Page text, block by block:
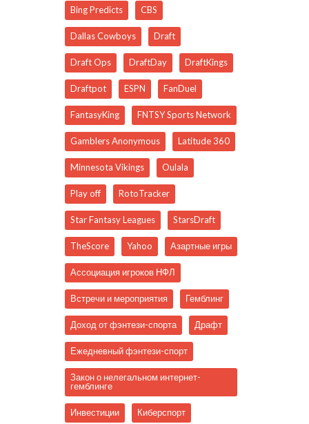
Bing Predicts CBS
Dallas Cowboys Draft
Draft Ops DraftDay DraftKings
Draftpot ESPN FanDuel
FantasyKing FNTSY Sports Network
Gamblers Anonymous Latitude 360
Minnesota Vikings Oulala
Play off RotoTracker
Star Fantasy Leagues StarsDraft
TheScore Yahoo Азартные игры
Ассоциация игроков НФЛ
Встречи и мероприятия Гемблинг
Доход от фэнтези-спорта Драфт
Ежедневный фэнтези-спорт
Закон о нелегальном интернет-
гемблинге
Инвестиции Киберспорт